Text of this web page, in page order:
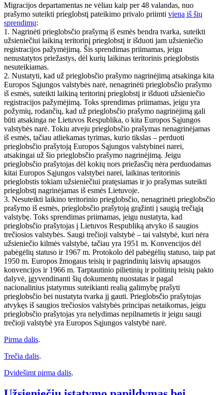
Migracijos departamentas ne vėliau kaip per 48 valandas, nuo
prašymo suteikti prieglobstį pateikimo privalo priimti vieną iš šių
sprendimų:
1. Nagrinėti prieglobsčio prašymą iš esmės bendra tvarka, suteikti
užsieniečiui laikiną teritorinį prieglobstį ir išduoti jam užsieniečio
registracijos pažymėjimą. Šis sprendimas priimamas, jeigu
nenustatytos priežastys, dėl kurių laikinas teritorinis prieglobstis
nesuteikiamas.
2. Nustatyti, kad už prieglobsčio prašymo nagrinėjimą atsakinga kita
Europos Sąjungos valstybės narė, nenagrinėti prieglobsčio prašymo
iš esmės, suteikti laikiną teritorinį prieglobstį ir išduoti užsieniečio
registracijos pažymėjimą. Toks sprendimas priimamas, jeigu yra
požymių, rodančių, kad už prieglobsčio prašymo nagrinėjimą gali
būti atsakinga ne Lietuvos Respublika, o kita Europos Sąjungos
valstybės narė. Tokiu atveju prieglobsčio prašymas nenagrinėjamas
iš esmės, tačiau atliekamas tyrimas, kurio tikslas – perduoti
prieglobsčio prašytoją Europos Sąjungos valstybinei narei,
atsakingai už šio prieglobsčio prašymo nagrinėjimą. Jeigu
prieglobsčio prašytojas dėl kokių nors priežasčių nėra perduodamas
kitai Europos Sąjungos valstybei narei, laikinas teritorinis
prieglobstis tokiam užsieniečiui pratęsiamas ir jo prašymas suteikti
prieglobstį nagrinėjamas iš esmės Lietuvoje.
3. Nesuteikti laikino teritorinio prieglobsčio, nenagrinėti prieglobsčio
prašymo iš esmės, prieglobsčio prašytoją grąžinti į saugią trečiąją
valstybę. Toks sprendimas priimamas, jeigu nustatyta, kad
prieglobsčio prašytojas į Lietuvos Respubliką atvyko iš saugios
trečiosios valstybės. Saugi trečioji valstybė – tai valstybė, kuri nėra
užsieniečio kilmės valstybė, tačiau yra 1951 m. Konvencijos dėl
pabėgėlių statuso ir 1967 m. Protokolo dėl pabėgėlių statuso, taip pat
1950 m. Europos žmogaus teisių ir pagrindinių laisvių apsaugos
konvencijos ir 1966 m. Tarptautinio pilietinių ir politinių teisių pakto
dalyvė, įgyvendinanti šių dokumentų nuostatas ir pagal
nacionalinius įstatymus suteikianti realią galimybę prašyti
prieglobsčio bei nustatyta tvarka jį gauti. Prieglobsčio prašytojas
atvykęs iš saugios trečiosios valstybės principas netaikomas, jeigu
prieglobsčio prašytojas yra nelydimas nepilnametis ir jeigu saugi
trečioji valstybė yra Europos Sąjungos valstybė narė.
Pirma dalis.
Trečia dalis.
Dvidešimt pirma dalis.